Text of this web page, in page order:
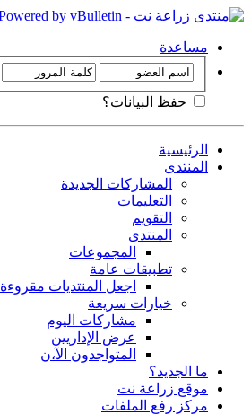
مساعدة
حفظ البيانات؟
الرئيسية
المنتدى
المشاركات الجديدة
التعليمات
التقويم
المنتدى
المجموعات
تطبيقات عامة
اجعل المنتديات مقروءة
خيارات سريعة
مشاركات اليوم
عرض الإداريين
المتواجدون الآ،ن
ما الجديد؟
موقع زراعة نت
مركز رفع الملفات